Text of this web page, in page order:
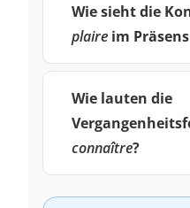
Wie sieht die
plaire im
Wie lauten die
connaître?